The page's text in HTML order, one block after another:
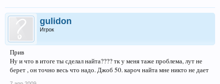
gulidon
Игрок
Прив
Ну и что в итоге ты сделал найта???? тк у меня таже проблема, лут не
берет , он точно весь что надо. Джоб 50. кароч найта мне никто не дает